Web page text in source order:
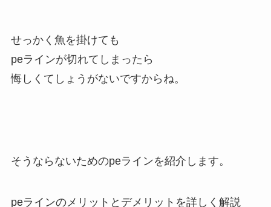
せっかく魚を掛けても
peラインが切れてしまったら
悔しくてしょうがないですからね。
そうならないためのpeラインを紹介します。
peラインのメリットとデメリットを詳しく解説